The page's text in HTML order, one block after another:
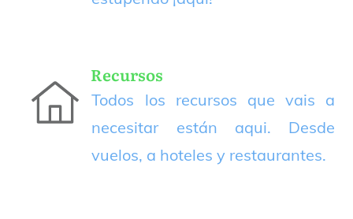
Recursos
Todos los recursos que vais a
necesitar están aqui. Desde
vuelos, a hoteles y restaurantes.